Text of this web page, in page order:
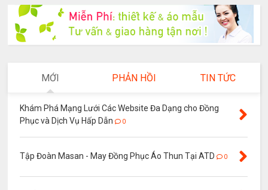
MỚI PHẢN HỒI TIN TỨC
Khám Phá Mạng Lưới Các Website Đa Dạng cho Đồng
Phục và Dịch Vụ Hấp Dẫn
0
Tập Đoàn Masan - May Đồng Phục Áo Thun Tại ATD 0